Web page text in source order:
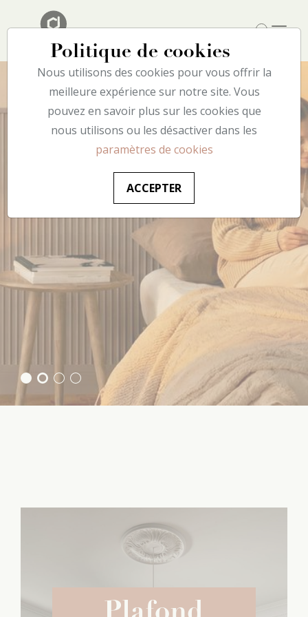
Découvrez l’univers
decoflair dans nos
articles.
VERS LE BLOG
Apportez de la
lumière à votre
intérieur
EN SAVOIR PLUS
Décorer votre
intérieur n'a jamais
été aussi facile.
INSTALLATION
Nous plaçons le
bien-être et la
protection de
l'environnement au
centre de nos
actions.
EN SAVOIR PLUS
Politique de cookies
Nous utilisons des cookies pour vous offrir la
meilleure expérience sur notre site. Vous
pouvez en savoir plus sur les cookies que
nous utilisons ou les désactiver dans les
paramètres de cookies
ACCEPTER